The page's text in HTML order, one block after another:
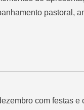
pastoral,
com festas e